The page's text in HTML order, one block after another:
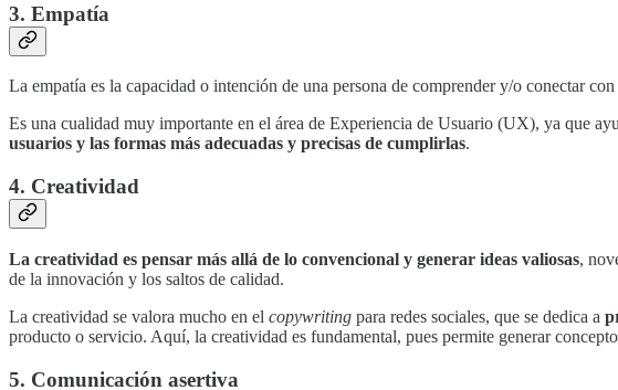
3. Empatía
La empatía es la capacidad o intención de una persona de comprender y/o conectar
Es una cualidad muy importante en el área de Experiencia de Usuario (UX), ya que
usuarios y las formas más adecuadas y precisas de cumplirlas.
4. Creatividad
La creatividad es pensar más allá de lo convencional y generar ideas valiosas,
de la innovación y los saltos de calidad.
La creatividad se valora mucho en el copywriting para redes sociales, que se dedica a
producto o servicio. Aquí, la creatividad es fundamental, pues permite generar
5. Comunicación asertiva